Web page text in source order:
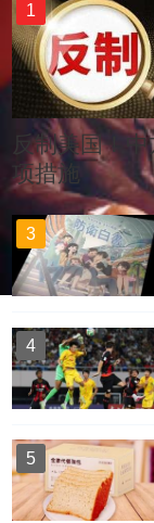
1
反制美国！
项措施
3
4
5